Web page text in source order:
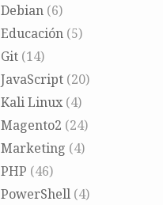
Debian(6)
Educación(5)
Git(14)
JavaScript(20)
Kali Linux(4)
Magento2 (24)
Marketing (4)
PHP (46)
PowerShell(4)